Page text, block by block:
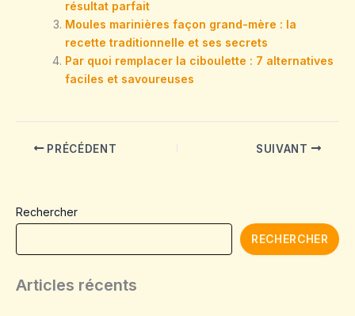
résultat parfait
Moules marinières façon grand-mère : la
recette traditionnelle et ses secrets
Par quoi remplacer la ciboulette : 7 alternatives
faciles et savoureuses
PRÉCÉDENT SUIVANT
Rechercher
RECHERCHER
Articles récents